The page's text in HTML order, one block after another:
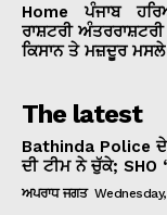
Home ਪੰਜਾਬ
ਰਾਸ਼ਟਰੀ ਅੰਤਰਰਾਸ਼ਟਰੀ
ਕਿਸਾਨ ਤੇ ਮਜ਼ਦੂਰ ਮਸਲੇ
The latest
Bathinda Police ਦੇ
ਦੀ ਟੀਮ ਨੇ ਚੁੱਕੇ; SHO
ਅਪਰਾਧ ਜਗਤ